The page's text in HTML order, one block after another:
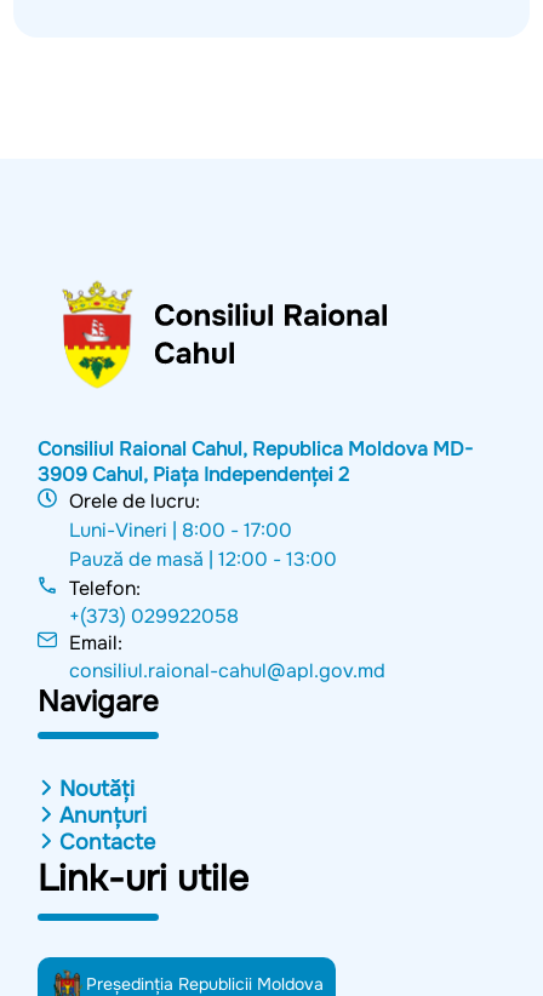
Consiliul Raional Cahul, Republica Moldova MD-
3909 Cahul, Piața Independenței 2
Orele de lucru:
Luni-Vineri | 8:00 - 17:00
Pauză de masă |12:00 - 13:00
Telefon:
+(373) 029922058
Email:
consiliul.raional-cahul@apl.gov.md
Navigare
Noutăți
Anunțuri
Contacte
Link-uri utile
Preşedinţia Republicii Moldova